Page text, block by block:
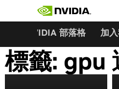
NVIDIA 部落格 加
標籤: gpu